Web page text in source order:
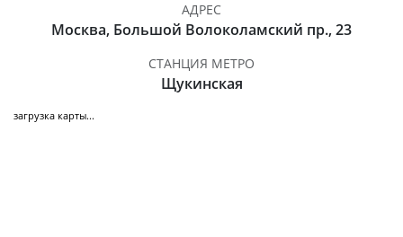
АДРЕС
Москва, Большой Волоколамский пр., 23
СТАНЦИЯ МЕТРО
Щукинская
загрузка карты...